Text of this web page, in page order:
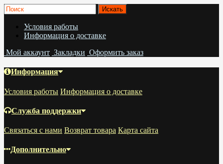
Условия работы
Информация о доставке
Мой аккаунт Закладки Оформить заказ
Информация
Условия работы Информация о доставке
Служба поддержки
Связаться с нами Возврат товара Карта сайта
Дополнительно